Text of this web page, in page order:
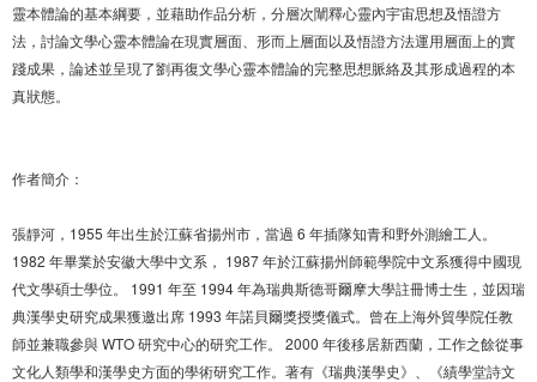
靈本體論的基本綱要，並藉助作品分析，分層次闡釋心靈內宇宙思想及悟證方
法，討論文學心靈本體論在現實層面、形而上層面以及悟證方法運用層面上的實
踐成果，論述並呈現了劉再復文學心靈本體論的完整思想脈絡及其形成過程的本
真狀態。
作者簡介：
張靜河，1955 年出生於江蘇省揚州市，當過 6 年插隊知青和野外測繪工人。
1982 年畢業於安徽大學中文系， 1987 年於江蘇揚州師範學院中文系獲得中國現
代文學碩士學位。 1991 年至 1994 年為瑞典斯德哥爾摩大學註冊博士生，並因瑞
典漢學史研究成果獲邀出席 1993 年諾貝爾獎授獎儀式。曾在上海外貿學院任教
師並兼職參與 WTO 研究中心的研究工作。 2000 年後移居新西蘭，工作之餘從事
文化人類學和漢學史方面的學術研究工作。著有《瑞典漢學史》、《績學堂詩文